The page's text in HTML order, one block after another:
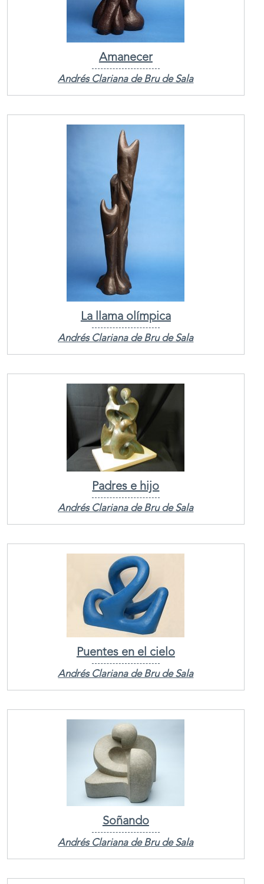
Amanecer
Andrés Clariana de Bru de Sala
La llama olímpica
Andrés Clariana de Bru de Sala
Padres e hijo
Andrés Clariana de Bru de Sala
Puentes en el cielo
Andrés Clariana de Bru de Sala
Soñando
Andrés Clariana de Bru de Sala